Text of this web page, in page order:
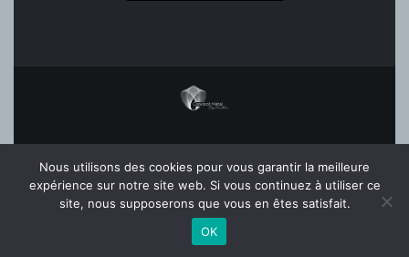
MENTIONS LÉGALES
FAQ
Nous utilisons des cookies pour vous garantir la meilleure
expérience sur notre site web. Si vous continuez à utiliser ce
site, nous supposerons que vous en êtes satisfait.
OK